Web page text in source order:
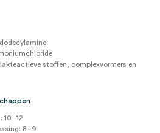
stoffen, complexvormers en
10–12
8–9